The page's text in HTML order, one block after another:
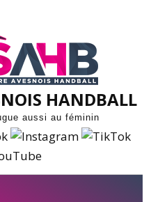
HANDBALL
aussi au féminin